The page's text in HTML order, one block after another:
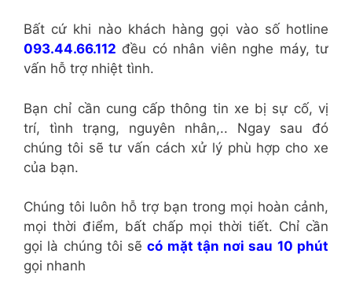
Bất cứ khi nào khách hàng gọi vào số hotline
093.44.66.112 đều có nhân viên nghe máy, tư
vấn hỗ trợ nhiệt tình.
Bạn chỉ cần cung cấp thông tin xe bị sự cố, vị
trí, tình trạng, nguyên nhân,.. Ngay sau đó
chúng tôi sẽ tư vấn cách xử lý phù hợp cho xe
của bạn.
Chúng tôi luôn hỗ trợ bạn trong mọi hoàn cảnh,
mọi thời điểm, bất chấp mọi thời tiết. Chỉ cần
gọi là chúng tôi sẽcó mặt tận nơi sau 10 phút
gọi nhanh